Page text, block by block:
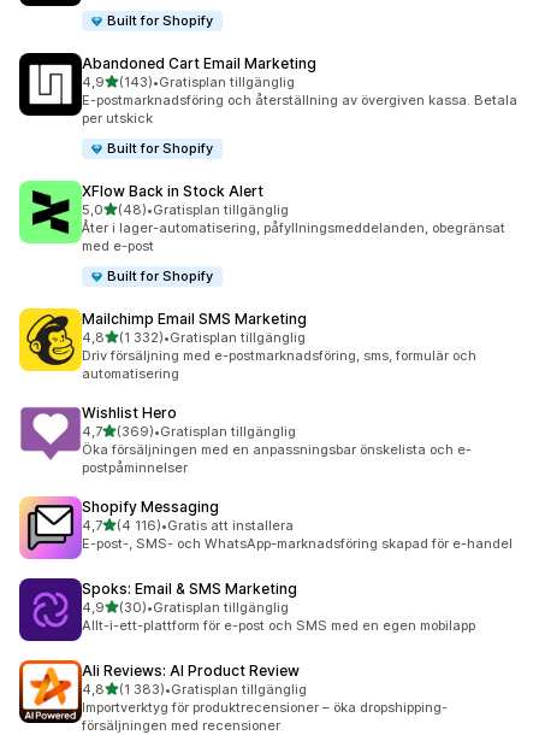
Built for Shopify
Abandoned Cart Email Marketing
4,9av 5 stjärnor
(143)
143 recensioner totalt
•Gratisplan tillgänglig
E-postmarknadsföring och återställning av övergiven kassa. Betala
per utskick
Built for Shopify
XFlow Back in Stock Alert
5,0av 5 stjärnor
(48)
48 recensioner totalt
•Gratisplan tillgänglig
Åter i lager-automatisering, påfyllningsmeddelanden, obegränsat
med e-post
Built for Shopify
Mailchimp Email SMS Marketing
4,8av 5 stjärnor
(1 332)
1332 recensioner totalt
•Gratisplan tillgänglig
Driv försäljning med e-postmarknadsföring, sms, formulär och
automatisering
Wishlist Hero
4,7av 5 stjärnor
(369)
369 recensioner totalt
•Gratisplan tillgänglig
Öka försäljningen med en anpassningsbar önskelista och e-
postpåminnelser
Shopify Messaging
4,7av 5 stjärnor
(4 116)
4116 recensioner totalt
•Gratis att installera
E-post-, SMS- och WhatsApp-marknadsföring skapad för e-handel
Spoks: Email & SMS Marketing
4,9av 5 stjärnor
(30)
30 recensioner totalt
•Gratisplan tillgänglig
Allt-i-ett-plattform för e-post och SMS med en egen mobilapp
Ali Reviews: AI Product Review
4,8av 5 stjärnor
(1 383)
1383 recensioner totalt
•Gratisplan tillgänglig
Importverktyg för produktrecensioner – öka dropshipping-
försäljningen med recensioner